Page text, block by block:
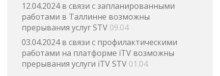
12.04.2024 в связи с запланированными
работами в Таллинне возможны
прерывания услуг STV 09.04
03.04.2024 в связи с профилактическими
работами на платформе iTV возможны
прерывания услуги iTV STV 01.04